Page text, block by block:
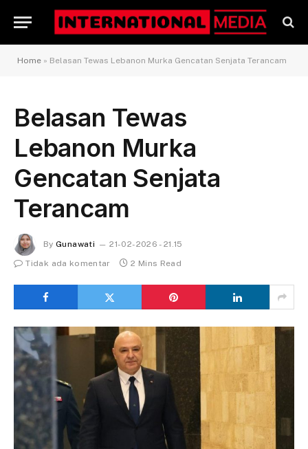
Home » Belasan Tewas Lebanon Murka Gencatan Senjata Terancam
Belasan Tewas
Lebanon Murka
Gencatan Senjata
Terancam
By Gunawati
21-02-2026 - 21.15
Tidak ada komentar
2 Mins Read